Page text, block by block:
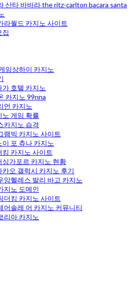
산타 바바라 the ritz-carlton bacara santa
라월드 카지노 사이트
집
임상하이 카지노
가 호텔 카지노
카지노 99nna
언 카지노
게임 확률
카지노 습격
램빅 카지노 사이트
포 츄나 카지노
카지노 사이트
가포르 카지노 현황
오 갤럭시 카지노 후기
앙헬레스 발리 바고 카지노
지노 도메인
더킹 카지노 사이트
어솔레 어 카지노 커뮤니티
리아 카지노